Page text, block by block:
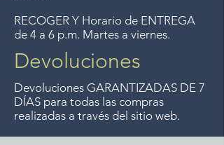
RECOGER Y Horario de ENTREGA
de 4 a 6 p.m. Martes a viernes.
Devoluciones
Devoluciones GARANTIZADAS DE 7
DÍAS para todas las compras
realizadas a través del sitio web.